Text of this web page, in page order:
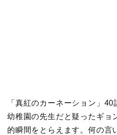
「真紅のカーネーション」
幼稚園の先生だと疑ったギョ
的瞬間をとらえます。何の言